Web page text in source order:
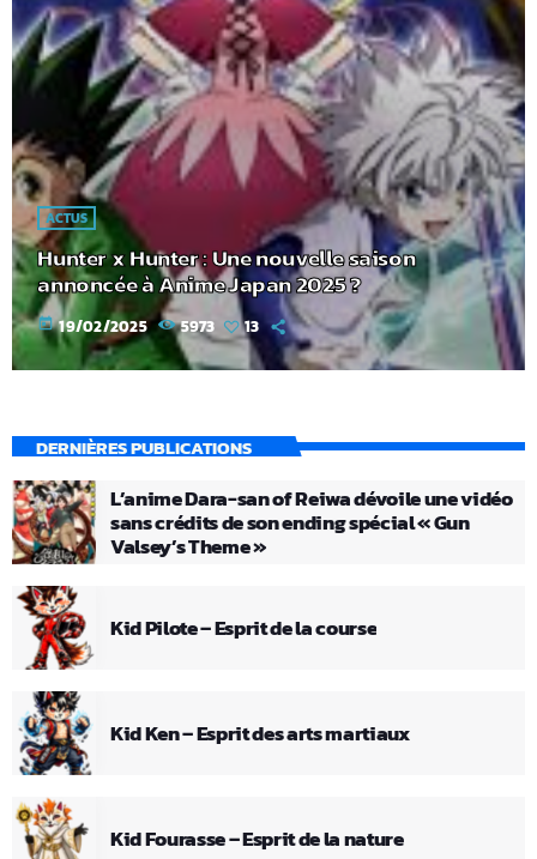
ACTUS
Hunter x Hunter : Une nouvelle saison
annoncée à Anime Japan 2025 ?
today 19/02/2025 5973 13
DERNIÈRES PUBLICATIONS
L’anime Dara-san of Reiwa dévoile une vidéo
sans crédits de son ending spécial « Gun
Valsey’s Theme »
Kid Pilote – Esprit de la course
Kid Ken – Esprit des arts martiaux
Kid Fourasse – Esprit de la nature